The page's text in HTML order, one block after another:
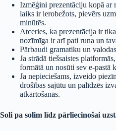
Izmēģini prezentāciju kopā ar
laiks ir ierobežots, pievērs
minūtēs.
Atceries, ka prezentācija ir
nozīmīga ir arī pati runa un
Pārbaudi gramatiku un
Ja strādā tiešsaistes
formātā un nosūti sev e-pastā
Ja nepieciešams, izveido
drošības sajūtu un palīdzēs
atkārtošanās.
Soli pa solim līdz pārliecinošai